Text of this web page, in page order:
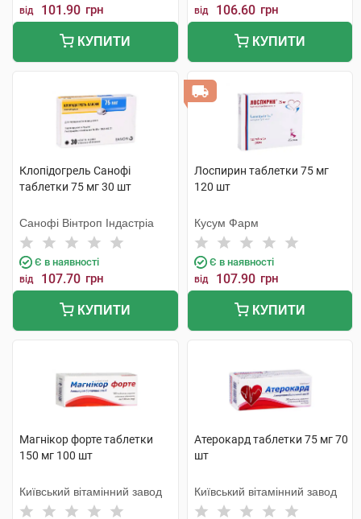
від 101.90 грн
КУПИТИ
від 106.60 грн
КУПИТИ
Клопідогрель Санофі
таблетки 75 мг 30 шт
Санофі Вінтроп Індастріа
Є в наявності
від 107.70 грн
КУПИТИ
Лоспирин таблетки 75 мг
120 шт
Кусум Фарм
Є в наявності
від 107.90 грн
КУПИТИ
Магнікор форте таблетки
150 мг 100 шт
Київський вітамінний завод
Атерокард таблетки 75 мг 70
шт
Київський вітамінний завод